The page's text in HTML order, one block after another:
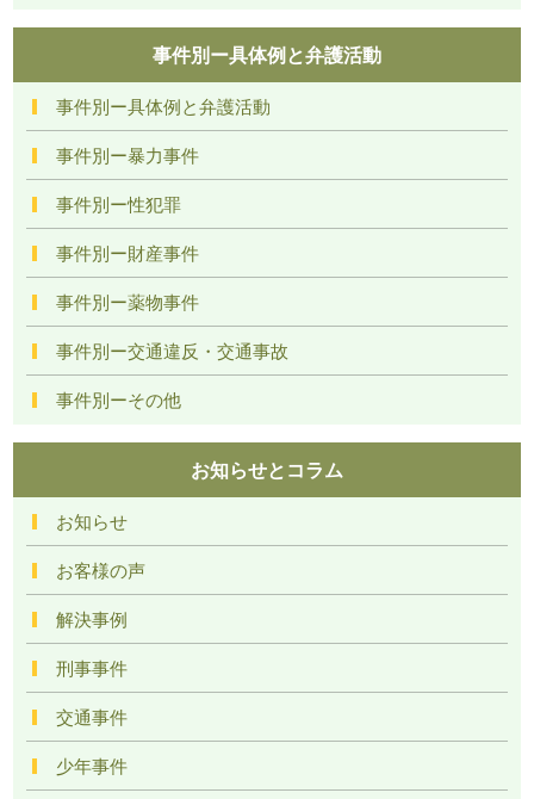
事件別ー具体例と弁護活動
事件別ー具体例と弁護活動
事件別ー暴力事件
事件別ー性犯罪
事件別ー財産事件
事件別ー薬物事件
事件別ー交通違反・交通事故
事件別ーその他
お知らせとコラム
お知らせ
お客様の声
解決事例
刑事事件
交通事件
少年事件